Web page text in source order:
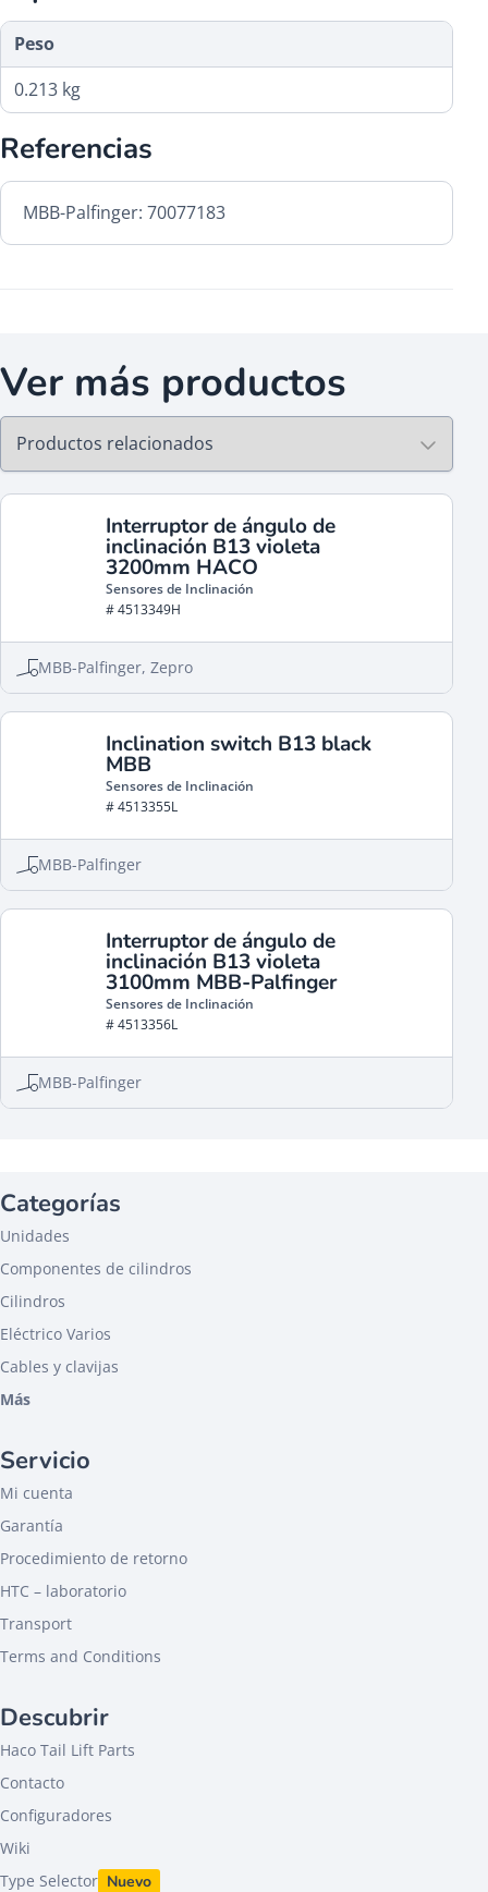
Peso
0.213 kg
Referencias
MBB-Palfinger: 70077183
Ver más productos
Interruptor de ángulo de
inclinación B13 violeta
3200mm HACO
Sensores de Inclinación
# 4513349H
MBB-Palfinger, Zepro
Inclination switch B13 black
MBB
Sensores de Inclinación
# 4513355L
MBB-Palfinger
Interruptor de ángulo de
inclinación B13 violeta
3100mm MBB-Palfinger
Sensores de Inclinación
# 4513356L
MBB-Palfinger
Categorías
Unidades
Componentes de cilindros
Cilindros
Eléctrico Varios
Cables y clavijas
Más
Servicio
Mi cuenta
Garantía
Procedimiento de retorno
HTC – laboratorio
Transport
Terms and Conditions
Descubrir
Haco Tail Lift Parts
Contacto
Configuradores
Wiki
Type Selector Nuevo